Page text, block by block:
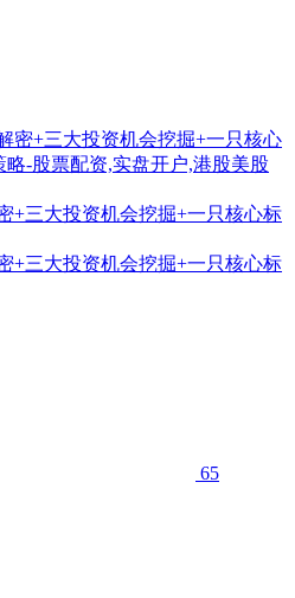
+三大投资机会挖掘+一只核心标
+三大投资机会挖掘+一只核心标
65